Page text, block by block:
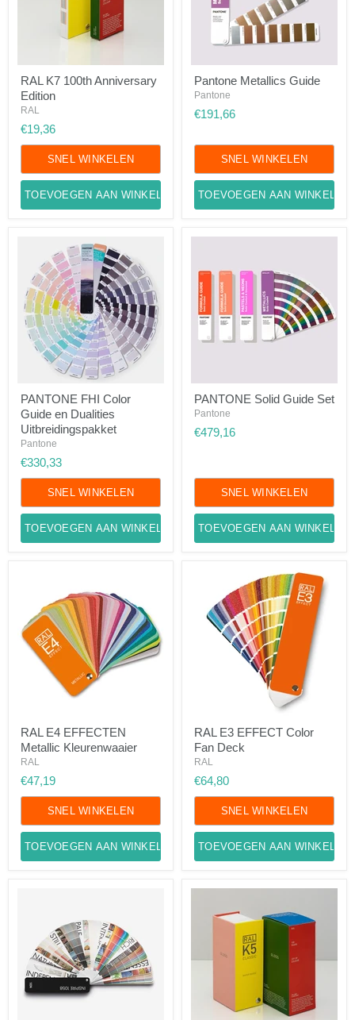
K7
100th
Anniversary
RAL K7 100th Anniversary
Edition
RAL
€19,36
SNEL WINKELEN
TOEVOEGEN AAN WINKELWAGEN
Metallics
Guide
Pantone Metallics Guide
Pantone
€191,66
SNEL WINKELEN
TOEVOEGEN AAN
FHI
Color
Guide
en
Uitbreidingspakket
PANTONE FHI Color
Guide en Dualities
Uitbreidingspakket
Pantone
€330,33
SNEL WINKELEN
TOEVOEGEN AAN WINKELWAGEN
Solid
Guide
Set
PANTONE Solid Guide Set
Pantone
€479,16
SNEL WINKELEN
TOEVOEGEN AAN
E4
EFFECTEN
Metallic
RAL E4 EFFECTEN
Metallic Kleurenwaaier
RAL
€47,19
SNEL WINKELEN
TOEVOEGEN AAN WINKELWAGEN
E3
EFFECT
Color
Deck
RAL E3 EFFECT Color
Fan Deck
RAL
€64,80
SNEL WINKELEN
TOEVOEGEN AAN